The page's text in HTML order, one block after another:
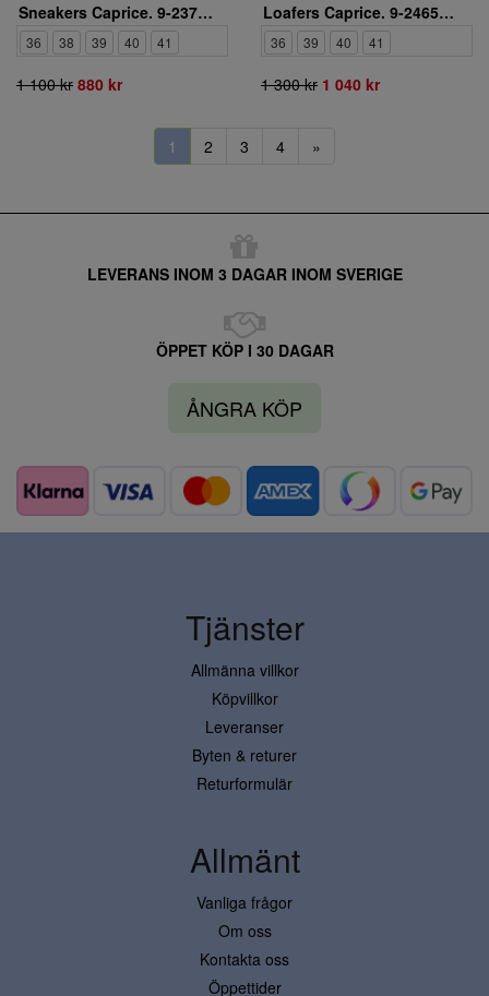
Sneakers Caprice. 9-23710-46-408
36 38 39 40 41
1 100 kr 880 kr
Loafers Caprice. 9-24654-42-131
36 39 40 41
1 300 kr 1 040 kr
1 2 3 4 »
LEVERANS INOM 3 DAGAR INOM SVERIGE
ÖPPET KÖP I 30 DAGAR
ÅNGRA KÖP
Tjänster
Allmänna villkor
Köpvillkor
Leveranser
Byten & returer
Returformulär
Allmänt
Vanliga frågor
Om oss
Kontakta oss
Öppettider